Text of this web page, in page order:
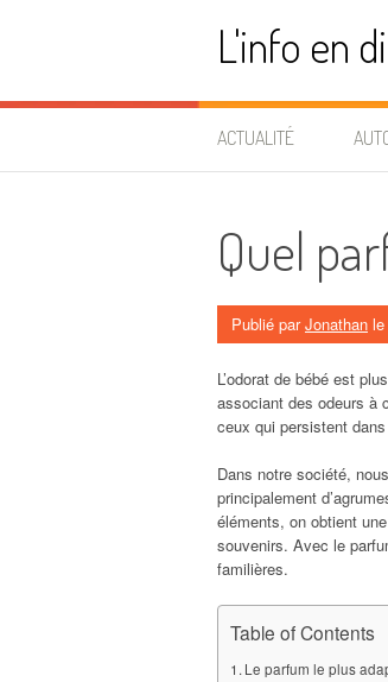
L'info en
ACTUALITÉ
Quel
Publié parJonathan le
L’odorat de bébé est
associant des odeurs à
ceux qui persistent
Dans notre société,
principalement
éléments, on obtient
souvenirs. Avec le
familières.
Table of Contents
Le parfum le plus